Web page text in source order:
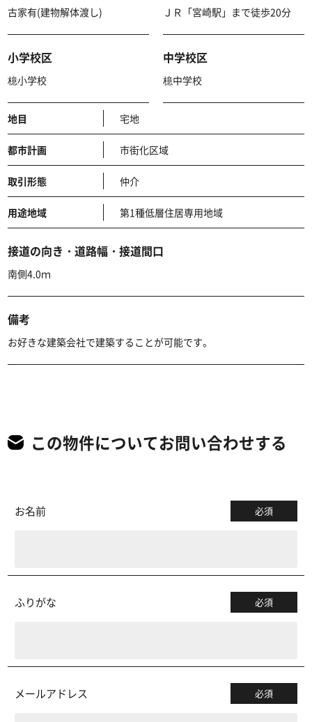
古家有(建物解体渡し) ＪＲ「宮崎駅」まで徒歩20分
小学校区
檍小学校
中学校区
檍中学校
地目 宅地
都市計画 市街化区域
取引形態 仲介
用途地域 第1種低層住居専用地域
接道の向き・道路幅・接道間口
南側4.0ｍ
備考
お好きな建築会社で建築することが可能です。
この物件についてお問い合わせする
お名前 必須
ふりがな 必須
メールアドレス 必須